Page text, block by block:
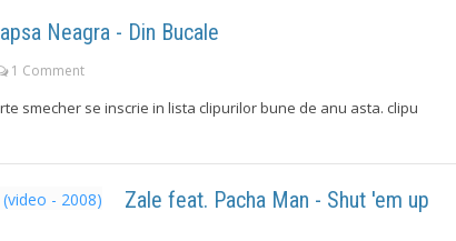
Neagra - Din Bucale
1 Comment
smecher se inscrie in lista clipurilor bune de anu asta. clipu
Zale feat. Pacha Man - Shut 'em up